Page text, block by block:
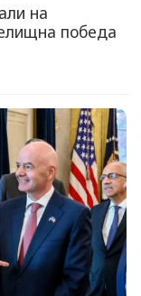
на
победа